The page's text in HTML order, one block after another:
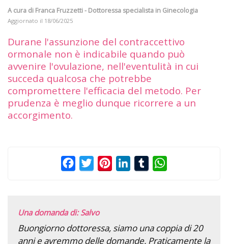
A cura di Franca Fruzzetti - Dottoressa specialista in Ginecologia
Aggiornato il 18/06/2025
Durane l'assunzione del contraccettivo
ormonale non è indicabile quando può
avvenire l'ovulazione, nell'eventulità in cui
succeda qualcosa che potrebbe
compromettere l'efficacia del metodo. Per
prudenza è meglio dunque ricorrere a un
accorgimento.
FacebookTwitterPinterestLinkedInTumblr
Una domanda di: Salvo
Buongiorno dottoressa, siamo una coppia di 20
anni e avremmo delle domande. Praticamente la